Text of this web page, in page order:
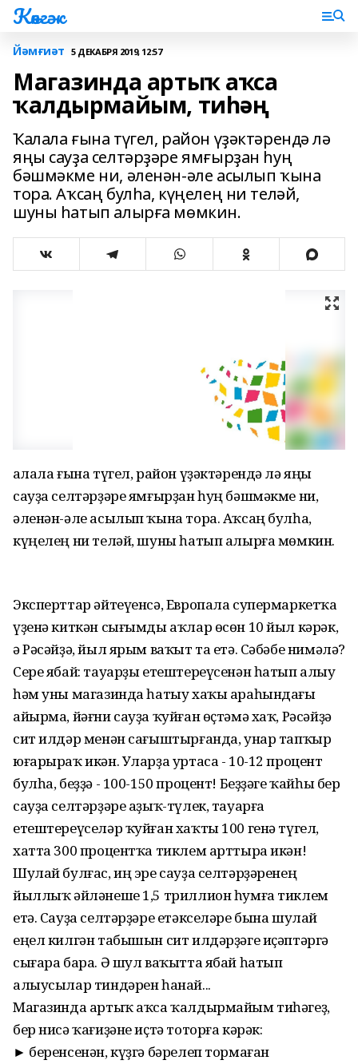
Көнгәк
Йәмғиәт 5 ДЕКАБРЯ 2019, 12:57
Магазинда артыҡ аҡса
ҡалдырмайым, тиһәң
Ҡалала ғына түгел, район үҙәктәрендә лә
яңы сауҙа селтәрҙәре ямғырҙан һуң
бәшмәкме ни, әленән-әле асылып ҡына
тора. Аҡсаң булһа, күңелең ни теләй,
шуны һатып алырға мөмкин.
Ҡалала ғына түгел, район үҙәктәрендә лә яңы
сауҙа селтәрҙәре ямғырҙан һуң бәшмәкме ни,
әленән-әле асылып ҡына тора. Аҡсаң булһа,
күңелең ни теләй, шуны һатып алырға мөмкин.
Эксперттар әйтеүенсә, Европала супермаркетҡа
үҙенә киткән сығымды аҡлар өсөн 10 йыл кәрәк,
ә Рәсәйҙә, йыл ярым ваҡыт та етә. Сәбәбе нимәлә?
Сере ябай: тауарҙы етештереүсенән һатып алыу
һәм уны магазинда һатыу хаҡы араһындағы
айырма, йәғни сауҙа ҡуйған өҫтәмә хаҡ, Рәсәйҙә
сит илдәр менән сағыштырғанда, унар тапҡыр
юғарыраҡ икән. Уларҙа уртаса - 10-12 процент
булһа, беҙҙә - 100-150 процент! Беҙҙәге ҡайһы бер
сауҙа селтәрҙәре аҙыҡ-түлек, тауарға
етештереүселәр ҡуйған хаҡты 100 генә түгел,
хатта 300 процентҡа тиклем арттыра икән!
Шулай булғас, иң эре сауҙа селтәрҙәренең
йыллыҡ әйләнеше 1,5 триллион һумға тиклем
етә. Сауҙа селтәрҙәре етәкселәре бына шулай
еңел килгән табышын сит илдәрҙәге иҫәптәргә
сығара бара. Ә шул ваҡытта ябай һатып
алыусылар тиндәрен һанай...
Магазинда артыҡ аҡса ҡалдырмайым тиһәгеҙ,
бер нисә ҡағиҙәне иҫтә тоторға кәрәк:
► беренсенән, күҙгә бәрелеп тормаған